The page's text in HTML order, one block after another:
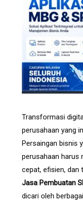
Transformasi
perusahaan yang
Persaingan bisnis
perusahaan harus
cepat, efisien, dan
Jasa Pembuatan
dicari oleh